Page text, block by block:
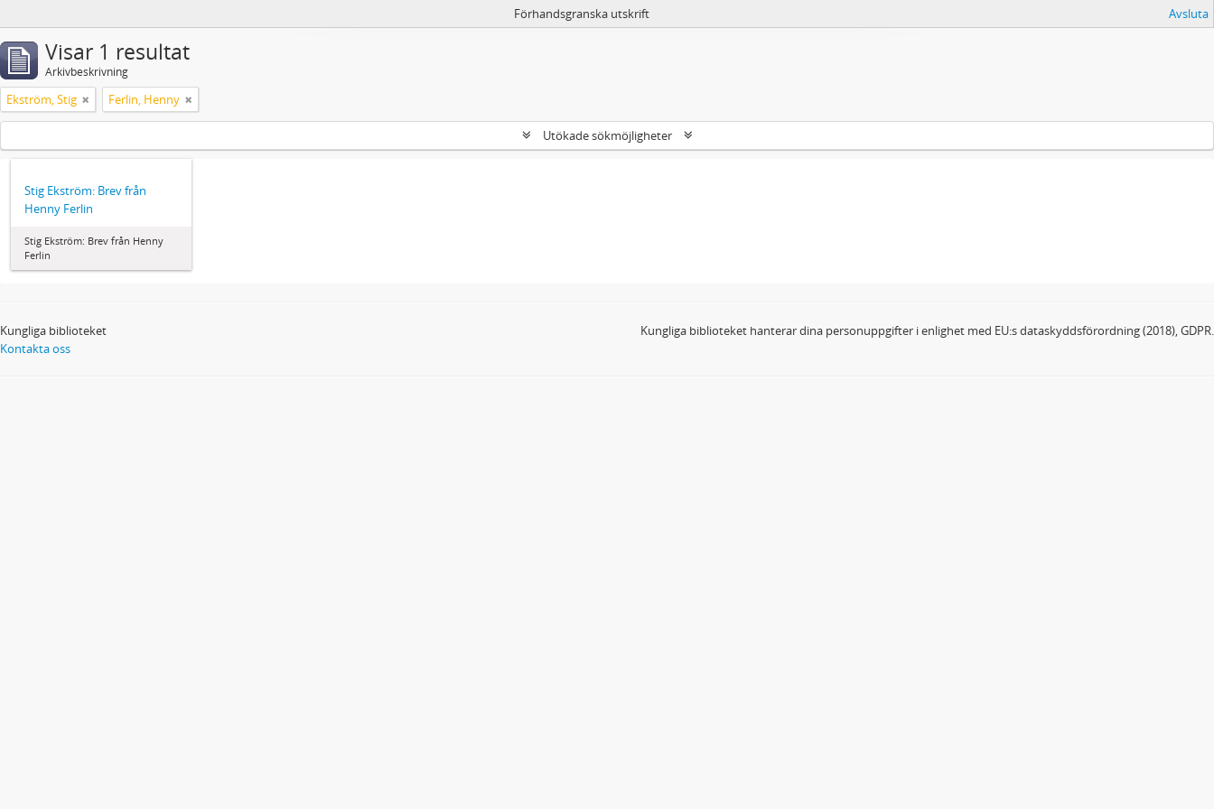
Förhandsgranska utskrift Avsluta
Visar 1 resultat
Arkivbeskrivning
Ekström, Stig Ferlin, Henny
Utökade sökmöjligheter
Stig Ekström: Brev från
Henny Ferlin
Stig Ekström: Brev från Henny
Ferlin
Kungliga biblioteket
Kontakta oss
Kungliga biblioteket hanterar dina personuppgifter i enlighet med EU:s dataskyddsförordning (2018), GDPR.